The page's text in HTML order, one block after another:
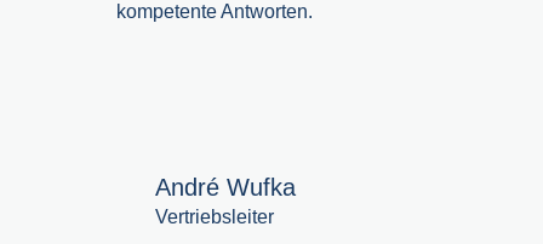
kompetente Antworten.
André Wufka
Vertriebsleiter